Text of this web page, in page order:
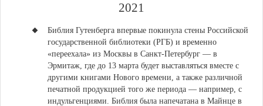
2021
Библия Гутенберга впервые покинула стены Российской
государственной библиотеки (РГБ) и временно
«переехала» из Москвы в Санкт-Петербург — в
Эрмитаж, где до 13 марта будет выставляться вместе с
другими книгами Нового времени, а также различной
печатной продукцией того же периода — например, с
индульгенциями. Библия была напечатана в Майнце в